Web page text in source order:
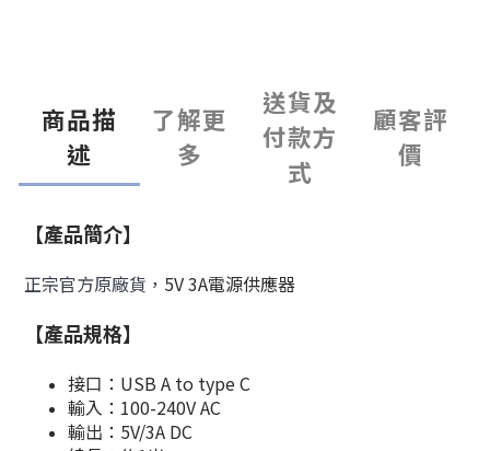
商品描
述
了解更
多
送貨及
付款方
式
顧客評
價
【產品簡介】
正宗官方原廠貨， 5V 3A電源供應器
【產品規格】
接口：USB A to type C
輸入：100-240V AC
輸出：5V/3A DC